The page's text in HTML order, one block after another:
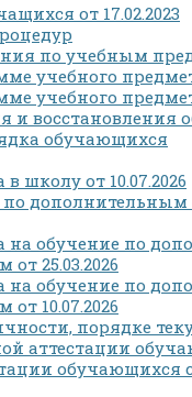
от 17.02.2023
по учебным
учебного
учебного
и восстановления
обучающихся
школу от 10.07.2026
дополнительным
обучение по
25.03.2026
обучение по
10.07.2026
порядке
аттестации
обучающихся